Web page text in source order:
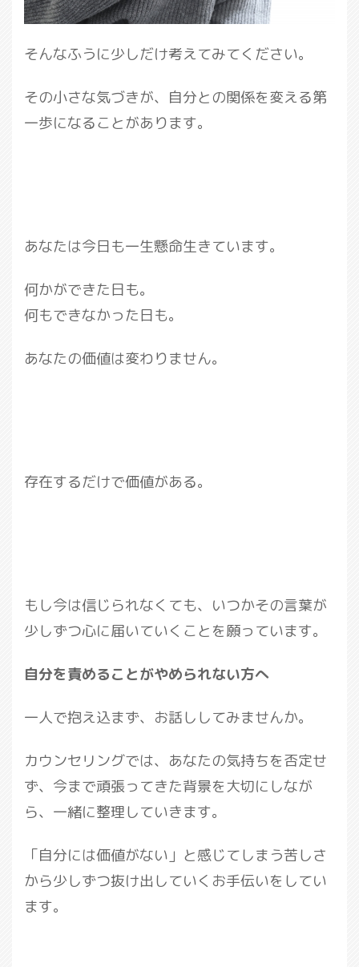
そんなふうに少しだけ考えてみてください。
その小さな気づきが、自分との関係を変える第
一歩になることがあります。
あなたは今日も一生懸命生きています。
何かができた日も。
何もできなかった日も。
あなたの価値は変わりません。
存在するだけで価値がある。
もし今は信じられなくても、いつかその言葉が
少しずつ心に届いていくことを願っています。
自分を責めることがやめられない方へ
一人で抱え込まず、お話ししてみませんか。
カウンセリングでは、あなたの気持ちを否定せ
ず、今まで頑張ってきた背景を大切にしなが
ら、一緒に整理していきます。
「自分には価値がない」と感じてしまう苦しさ
から少しずつ抜け出していくお手伝いをしてい
ます。